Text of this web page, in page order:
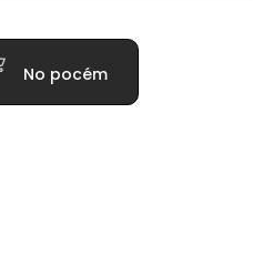
No pocém